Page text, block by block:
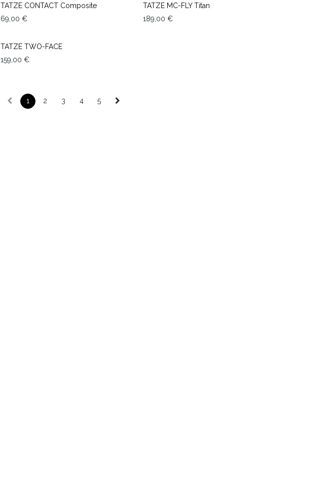
TOP SALES
TATZE CONTACT Composite
69,00 €
TATZE MC-FLY Titan
189,00 €
TATZE TWO-FACE
159,00 €
1 2 3 4 5